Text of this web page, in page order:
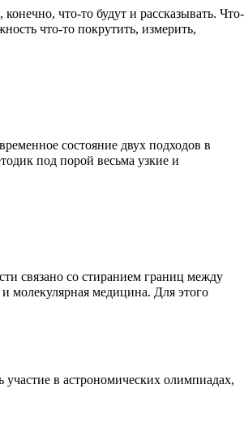
что-то будут и рассказывать. Что-
что-то покрутить, измерить,
состояние двух подходов в
под порой весьма узкие и
связано со стиранием границ между
молекулярная медицина. Для этого
в астрономических олимпиадах,